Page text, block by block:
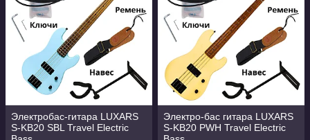
Электробас-гитара LUXARS
S-KB20 SBL Travel Electric
Электро-бас гитара LUXARS
S-KB20 PWH Travel Electric